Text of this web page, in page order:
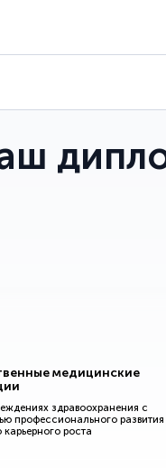
медицинские
здравоохранения с
профессионального развития
карьерного роста